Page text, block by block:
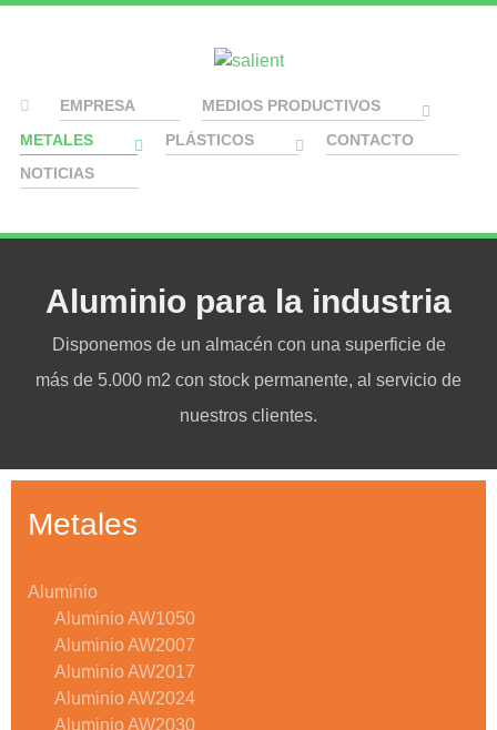
EMPRESA
MEDIOS PRODUCTIVOS
METALES
PLÁSTICOS
CONTACTO
NOTICIAS
Aluminio para la industria
Disponemos de un almacén con una superficie de
más de 5.000 m2 con stock permanente, al servicio de
nuestros clientes.
Metales
Aluminio
Aluminio AW1050
Aluminio AW2007
Aluminio AW2017
Aluminio AW2024
Aluminio AW2030